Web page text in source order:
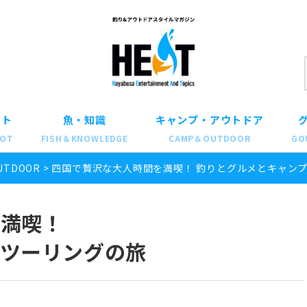
魚・知識
FISH＆KNOWLEDGE
キャンプ・アウトドア
CAMP＆OUTDOOR
> 四国で贅沢な大人時間を満喫！ 釣りとグルメとキャン
喫！
ーリングの旅